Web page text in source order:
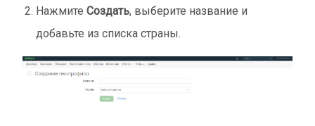
НажмитеСоздать, выберите название и
добавьте из списка страны.